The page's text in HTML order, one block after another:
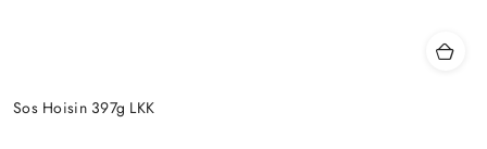
Sos Hoisin 397g LKK